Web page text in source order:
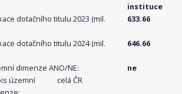
instituce
dotačního titulu 2023 (mil.
633.66
dotačního titulu 2024 (mil.
646.66
dimenze ANO/NE:
ne
územní
celá ČR